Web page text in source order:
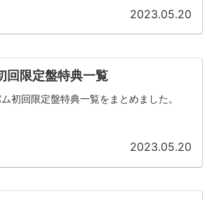
2023.05.20
限定盤特典一覧
初回限定盤特典一覧をまとめました。
2023.05.20